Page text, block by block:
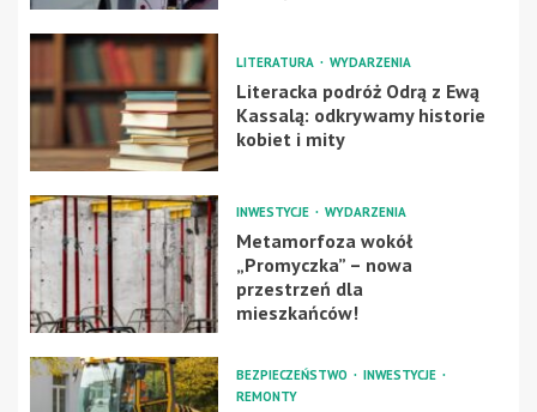
LITERATURA WYDARZENIA
Literacka podróż Odrą z Ewą
Kassalą: odkrywamy historie
kobiet i mity
INWESTYCJE WYDARZENIA
Metamorfoza wokół
„Promyczka” – nowa
przestrzeń dla
mieszkańców!
BEZPIECZEŃSTWO
INWESTYCJE
REMONTY